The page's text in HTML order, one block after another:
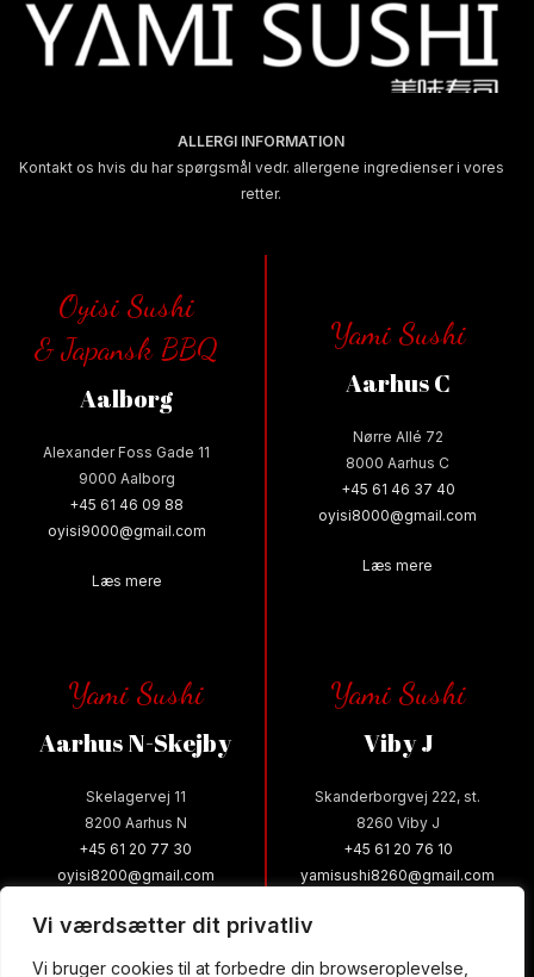
Vi værdsætter dit privatliv
Vi bruger cookies til at forbedre din browseroplevelse,
ALLERGI INFORMATION
Kontakt os hvis du har spørgsmål vedr. allergene ingredienser i vores
retter.
Oyisi Sushi
& Japansk BBQ
Aalborg
Alexander Foss Gade 11
9000 Aalborg
+45 61 46 09 88
oyisi9000@gmail.com
Læs mere
Yami Sushi
Aarhus C
Nørre Allé 72
8000 Aarhus C
+45 61 46 37 40
oyisi8000@gmail.com
Læs mere
Yami Sushi
Aarhus N-Skejby
Skelagervej 11
8200 Aarhus N
+45 61 20 77 30
oyisi8200@gmail.com
Læs mere
Yami Sushi
Viby J
Skanderborgvej 222, st.
8260 Viby J
+45 61 20 76 10
yamisushi8260@gmail.com